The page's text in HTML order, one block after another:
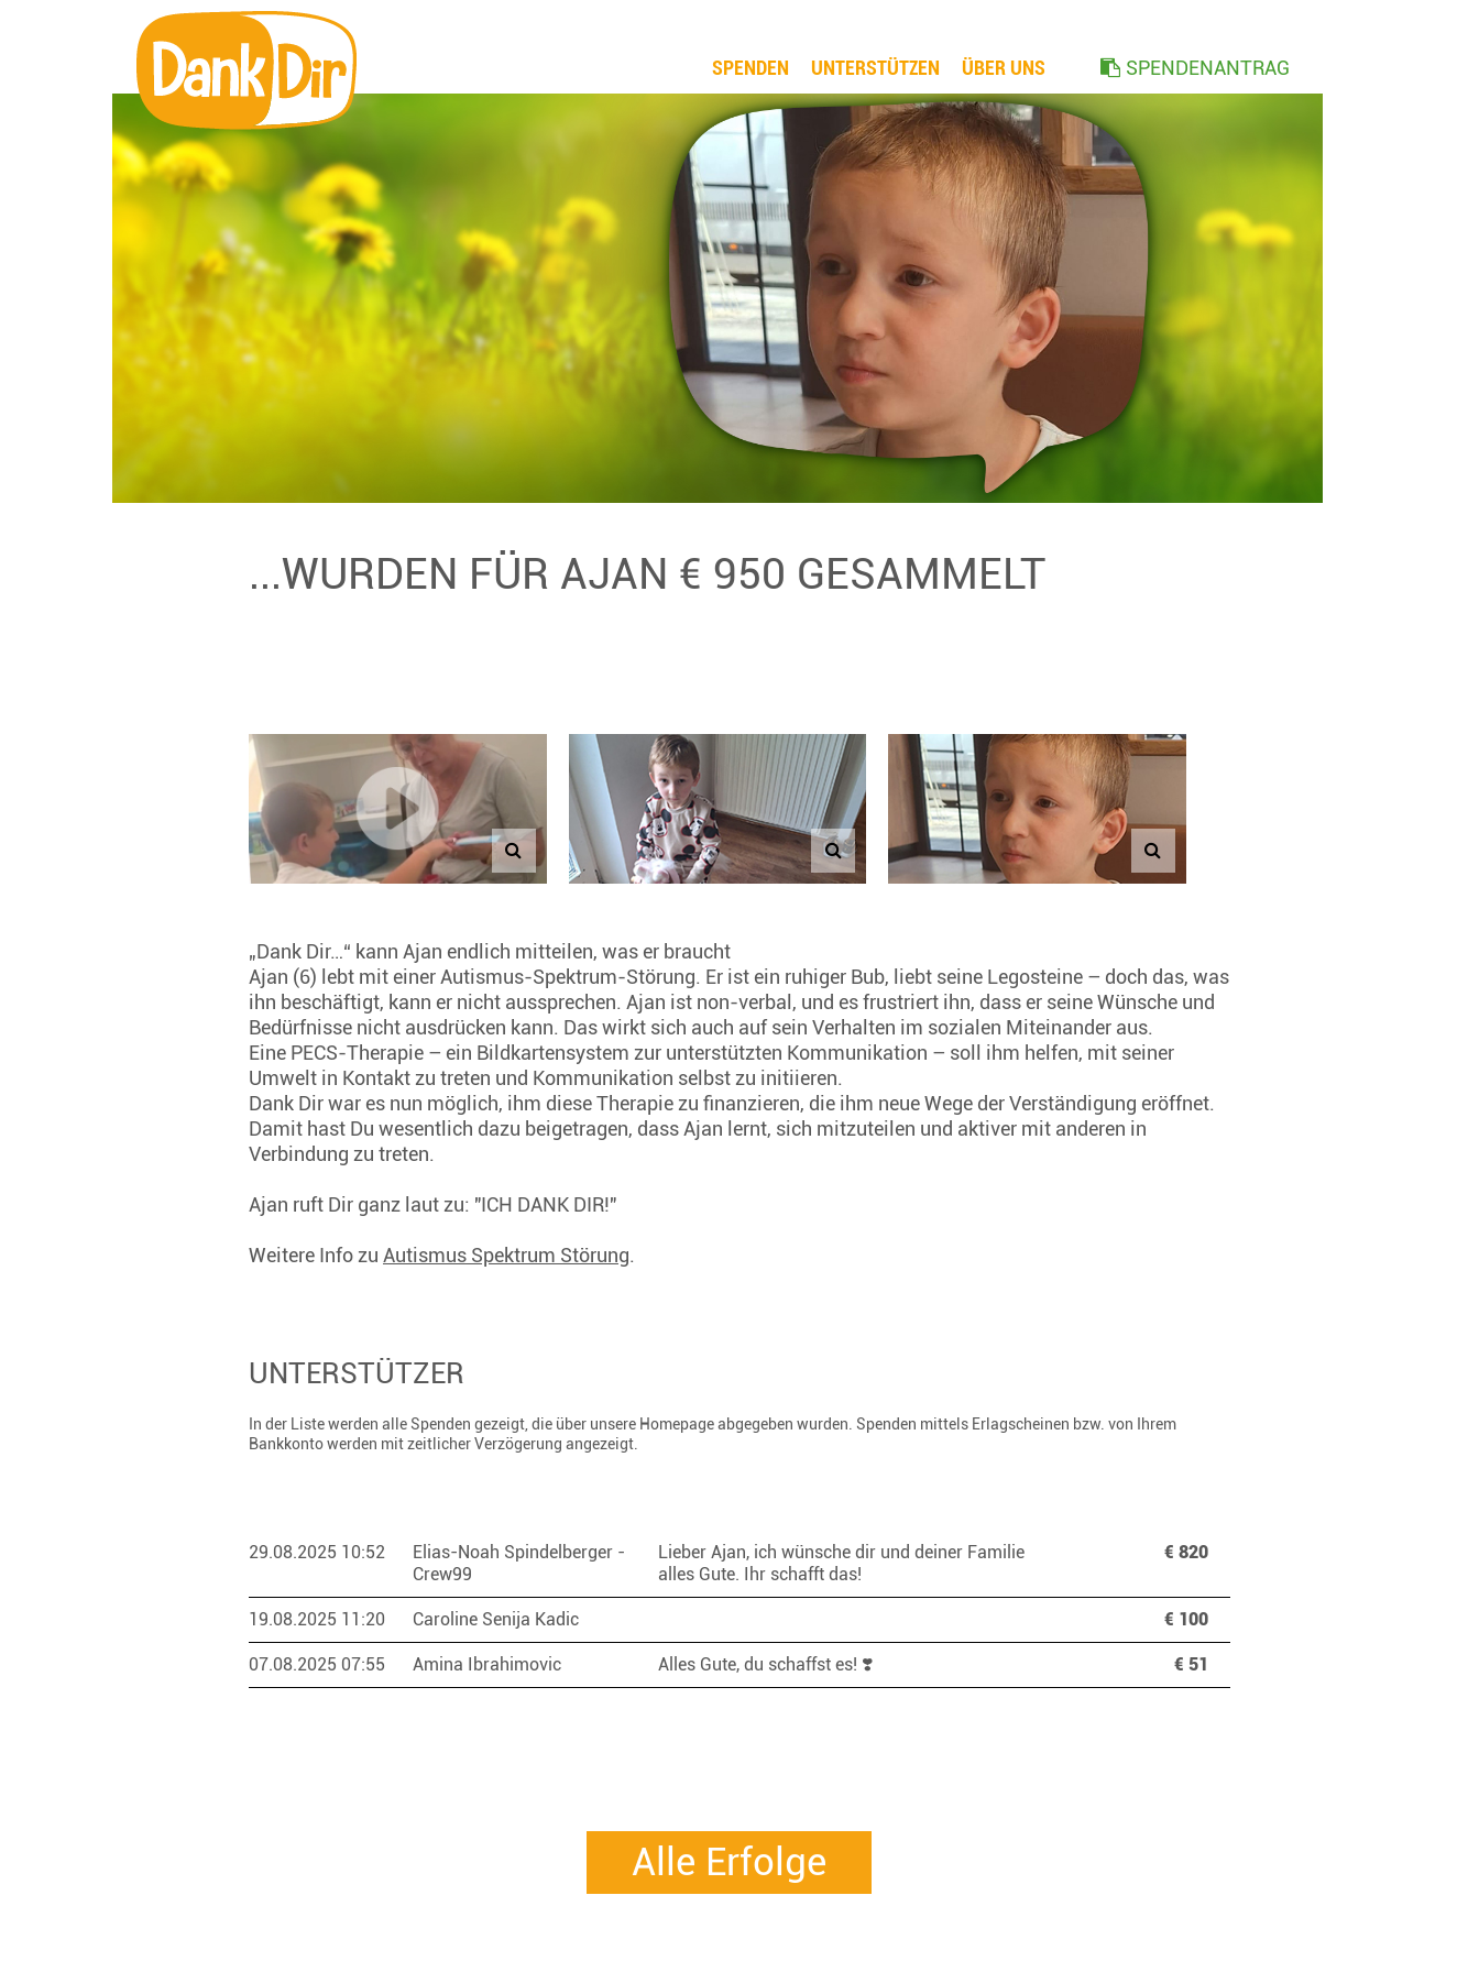
SPENDEN UNTERSTÜTZEN ÜBER UNS SPENDENANTRAG
...WURDEN FÜR AJAN € 950 GESAMMELT
„Dank Dir…“ kann Ajan endlich mitteilen, was er braucht
Ajan (6) lebt mit einer Autismus-Spektrum-Störung. Er ist ein ruhiger Bub, liebt seine Legosteine – doch das, was
ihn beschäftigt, kann er nicht aussprechen. Ajan ist non-verbal, und es frustriert ihn, dass er seine Wünsche und
Bedürfnisse nicht ausdrücken kann. Das wirkt sich auch auf sein Verhalten im sozialen Miteinander aus.
Eine PECS-Therapie – ein Bildkartensystem zur unterstützten Kommunikation – soll ihm helfen, mit seiner
Umwelt in Kontakt zu treten und Kommunikation selbst zu initiieren.
Dank Dir war es nun möglich, ihm diese Therapie zu finanzieren, die ihm neue Wege der Verständigung eröffnet.
Damit hast Du wesentlich dazu beigetragen, dass Ajan lernt, sich mitzuteilen und aktiver mit anderen in
Verbindung zu treten.
Ajan ruft Dir ganz laut zu: "ICH DANK DIR!"
Weitere Info zu Autismus Spektrum Störung.
UNTERSTÜTZER
In der Liste werden alle Spenden gezeigt, die über unsere Homepage abgegeben wurden. Spenden mittels Erlagscheinen bzw. von Ihrem
Bankkonto werden mit zeitlicher Verzögerung angezeigt.
29.08.2025 10:52
Elias-Noah Spindelberger -
Crew99
€ 820
Lieber Ajan, ich wünsche dir und deiner Familie
alles Gute. Ihr schafft das!
19.08.2025 11:20 Caroline Senija Kadic € 100
07.08.2025 07:55 Amina Ibrahimovic € 51
Alles Gute, du schaffst es! ❣️
Alle Erfolge